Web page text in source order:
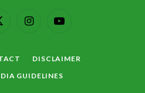
InstagramYouTube
DISCLAIMER
GUIDELINES